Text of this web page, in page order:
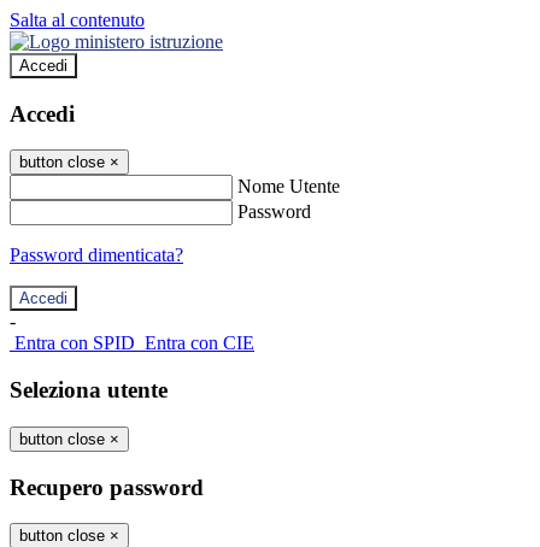
Salta al contenuto
Accedi
Accedi
button close ×
Nome Utente
Password
Password dimenticata?
-
Entra con SPID Entra con CIE
Seleziona utente
button close ×
Recupero password
button close ×